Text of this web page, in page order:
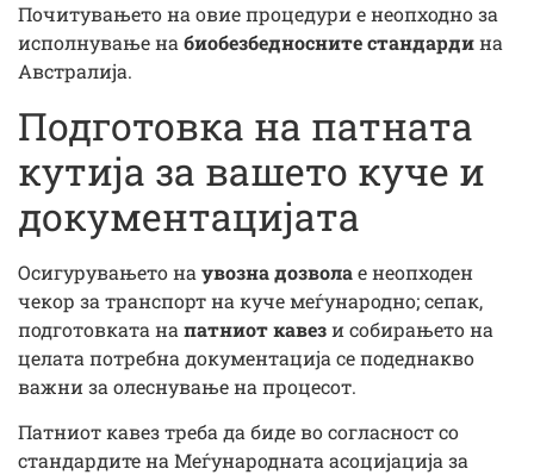
Почитувањето на овие процедури е неопходно за
исполнување набиобезбедносните стандардина
Австралија.
Подготовка на патната
кутија за вашето куче и
документацијата
Осигурувањето на увозна дозволае неопходен
чекор за транспорт на куче меѓународно; сепак,
подготовката на патниот кавези собирањето на
целата потребна документација се подеднакво
важни за олеснување на процесот.
Патниот кавез треба да биде во согласност со
стандардите на Меѓународната асоцијација за